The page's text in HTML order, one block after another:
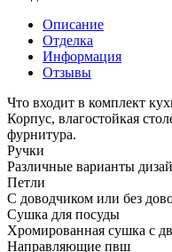
Описание
Отделка
Информация
Отзывы
Что входит в комплект
Корпус, влагостойкая
фурнитура.
Ручки
Различные варианты
Петли
С доводчиком или без
Сушка для посуды
Хромированная сушка с
Направляющие пвш